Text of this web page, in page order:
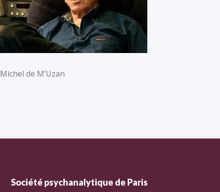
Michel de M’Uzan
Société psychanalytique de Paris